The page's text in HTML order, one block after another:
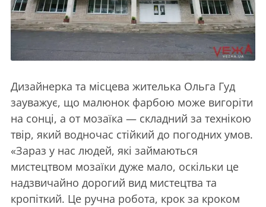
Дизайнерка та місцева жителька Ольга Гуд
зауважує, що малюнок фарбою може вигоріти
на сонці, а от мозаїка — складний за технікою
твір, який водночас стійкий до погодних умов.
«Зараз у нас людей, які займаються
мистецтвом мозаїки дуже мало, оскільки це
надзвичайно дорогий вид мистецтва та
кропіткий. Це ручна робота, крок за кроком